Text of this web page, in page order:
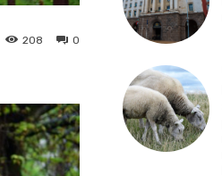
0
208